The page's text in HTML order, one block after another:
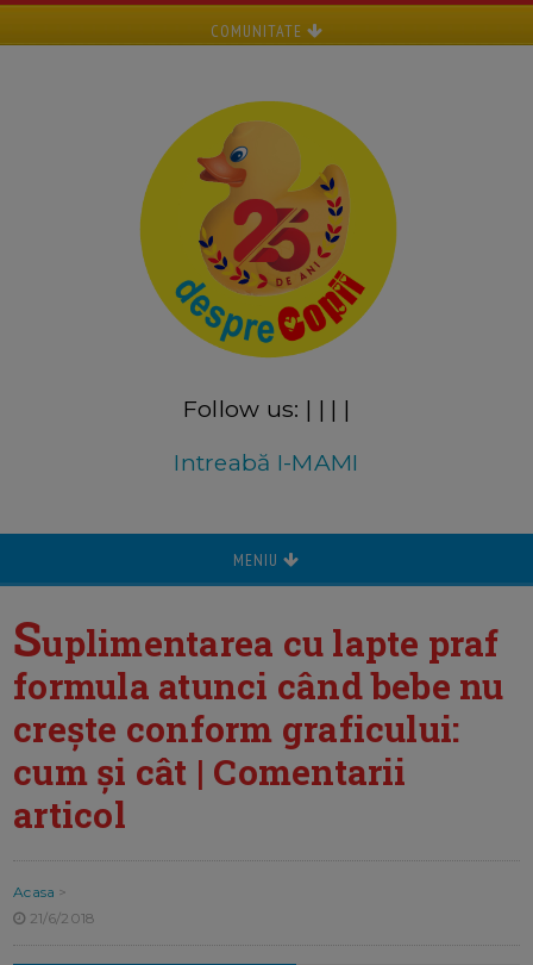
COMUNITATE
Follow us: | | | |
Intreabă I-MAMI
MENIU
Suplimentarea cu lapte praf
formula atunci când bebe nu
crește conform graficului:
cum și cât | Comentarii
articol
Acasa >
21/6/2018